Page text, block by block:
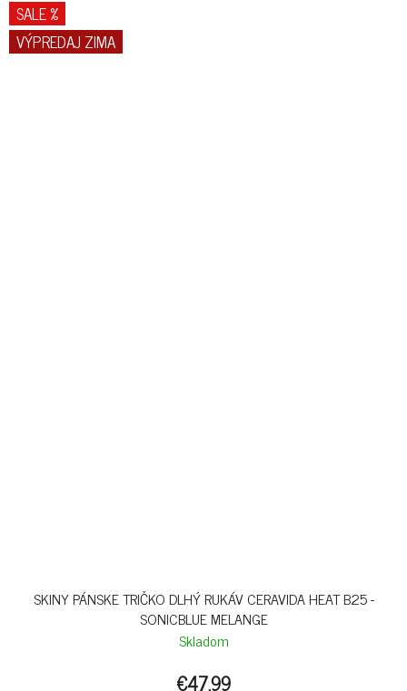
SALE %
VÝPREDAJ ZIMA
SKINY PÁNSKE TRIČKO DLHÝ RUKÁV CERAVIDA HEAT B25 -
SONICBLUE MELANGE
Skladom
€47,99